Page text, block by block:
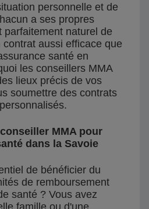
personnelle et de
a ses propres
parfaitement naturel de
aussi efficace que
santé en
les conseillers MMA
lieux précis de vos
soumettre des contrats
MMA pour
dans la Savoie
de bénéficier du
de remboursement
santé ? Vous avez
famille ou d'une